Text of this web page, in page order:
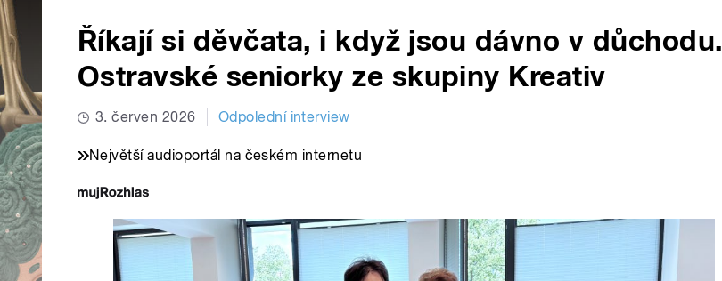
Říkají si děvčata, i když jsou dávno v důchodu.
Ostravské seniorky ze skupiny Kreativ
3. červen 2026 Odpolední interview
Největší audioportál na českém internetu